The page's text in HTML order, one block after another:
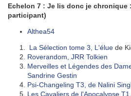
Echelon 7 : Je lis donc je chronique
participant)
Althea54
La Sélection tome 3, L'élue de
Roverandom, JRR Tolkien
Merveilles et Légendes des
Sandrine Gestin
Psi-Changeling T3, de Nalini
Les Cavaliers de l'Apocalypse